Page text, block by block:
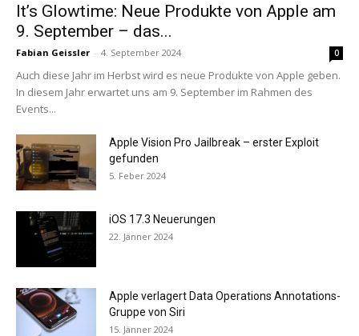
It’s Glowtime: Neue Produkte von Apple am
9. September – das...
Fabian Geissler - 4. September 2024 0
Auch diese Jahr im Herbst wird es neue Produkte von Apple geben.
In diesem Jahr erwartet uns am 9. September im Rahmen des
Events...
Apple Vision Pro Jailbreak – erster Exploit
gefunden
5. Feber 2024
iOS 17.3 Neuerungen
22. Jänner 2024
Apple verlagert Data Operations Annotations-
Gruppe von Siri
15. Jänner 2024